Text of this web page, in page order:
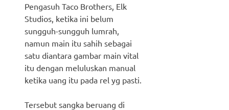
Pengasuh Taco Brothers, Elk
Studios, ketika ini belum
sungguh-sungguh lumrah,
namun main itu sahih sebagai
satu diantara gambar main vital
itu dengan meluluskan manual
ketika uang itu pada rel yg pasti.
Tersebut sangka beruang di